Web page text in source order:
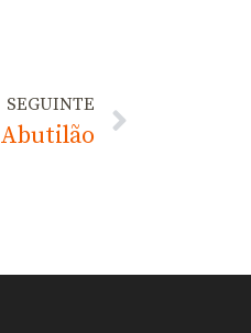
SEGUINTE
Abutilão